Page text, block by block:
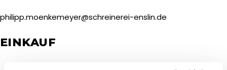
philipp.moenkemeyer@schreinerei-enslin.de
EINKAUF